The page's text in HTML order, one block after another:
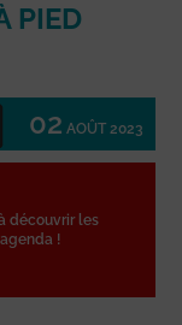
PIED
02 AOÛT 2023
découvrir les
!